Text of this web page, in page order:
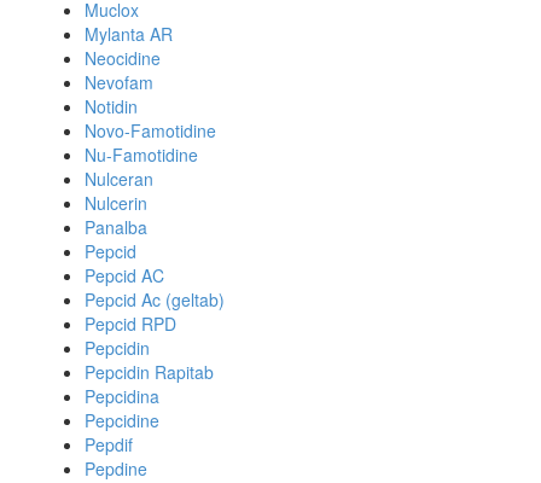
Muclox
Mylanta AR
Neocidine
Nevofam
Notidin
Novo-Famotidine
Nu-Famotidine
Nulceran
Nulcerin
Panalba
Pepcid
Pepcid AC
Pepcid Ac (geltab)
Pepcid RPD
Pepcidin
Pepcidin Rapitab
Pepcidina
Pepcidine
Pepdif
Pepdine